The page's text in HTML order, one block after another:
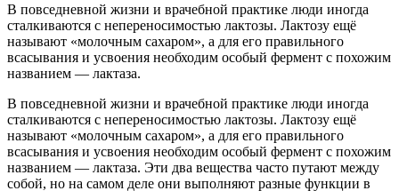
В повседневной жизни и врачебной практике люди иногда
сталкиваются с непереносимостью лактозы. Лактозу ещё
называют «молочным сахаром», а для его правильного
всасывания и усвоения необходим особый фермент с похожим
названием — лактаза.
В повседневной жизни и врачебной практике люди иногда
сталкиваются с непереносимостью лактозы. Лактозу ещё
называют «молочным сахаром», а для его правильного
всасывания и усвоения необходим особый фермент с похожим
названием — лактаза. Эти два вещества часто путают между
собой, но на самом деле они выполняют разные функции в